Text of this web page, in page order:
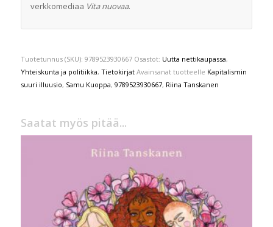
verkkomediaa Vita nuovaa.
Tuotetunnus (SKU): 9789523930667 Osastot: Uutta nettikaupassa,
Yhteiskunta ja politiikka, Tietokirjat Avainsanat tuotteelle Kapitalismin
suuri illuusio, Samu Kuoppa, 9789523930667, Riina Tanskanen
Saatat myös pitää...